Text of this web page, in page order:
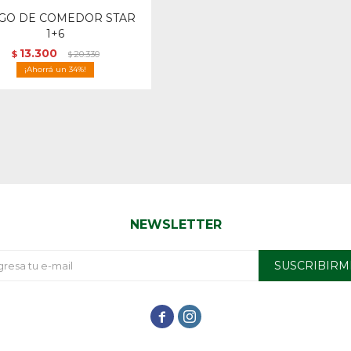
DE COMEDOR STAR
1+6
$ 13.300 $20.330
34
NEWSLETTER
 